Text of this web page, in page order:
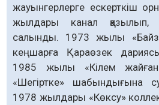
жауынгерлерге ескерткіш
жылдары канал қазылып,
салынды. 1973 жылы
кеңшарға Қараөзек
1985 жылы «Кілем
«Шегіртке» шабындығына
1978 жылдары «Көксу»